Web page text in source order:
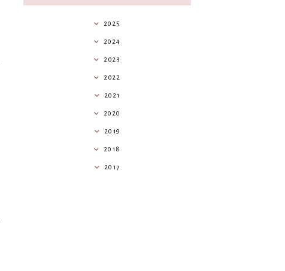
2025
2024
2023
2022
2021
2020
2019
2018
2017